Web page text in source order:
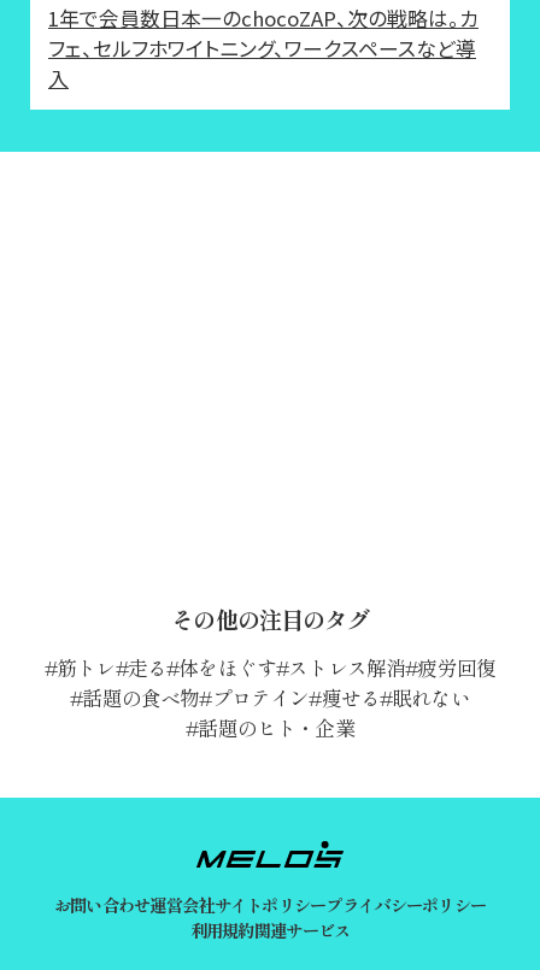
1年で会員数日本一のchocoZAP、次の戦略は。カ
フェ、セルフホワイトニング、ワークスペースなど導
入
その他の注目のタグ
筋トレ 走る 体をほぐす ストレス解消 疲労回復
話題の食べ物 プロテイン 痩せる 眠れない
話題のヒト・企業
お問い合わせ運営会社サイトポリシープライバシーポリシー
利用規約関連サービス